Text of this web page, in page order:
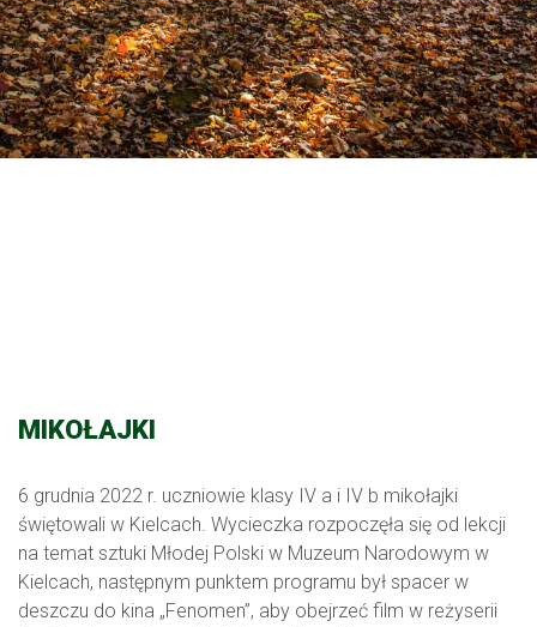
MIKOŁAJKI
6 grudnia 2022 r. uczniowie klasy IV a i IV b mikołajki
świętowali w Kielcach. Wycieczka rozpoczęła się od lekcji
na temat sztuki Młodej Polski w Muzeum Narodowym w
Kielcach, następnym punktem programu był spacer w
deszczu do kina „Fenomen”, aby obejrzeć film w reżyserii